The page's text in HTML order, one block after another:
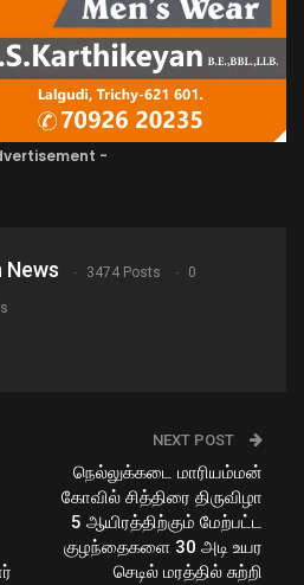
-
News 3474 Posts 0
NEXT POST
நெல்லுக்கடை மாரியம்மன்
கோவில் சித்திரை திருவிழா
5 ஆயிரத்திற்கும் மேற்பட்ட
குழந்தைகளை 30 அடி உயர
செடில் மரத்தில் சுற்றி